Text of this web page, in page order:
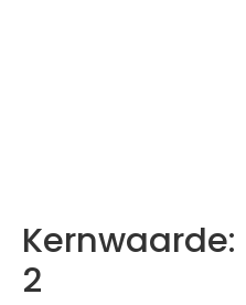
Kernwaarde:
2